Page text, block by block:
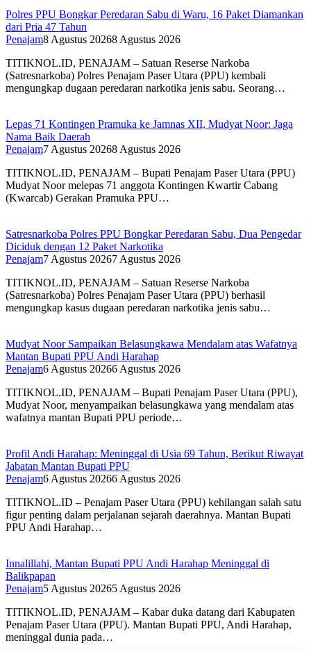
Polres PPU Bongkar Peredaran Sabu di Waru, 16 Paket Diamankan
dari Pria 47 Tahun
Penajam8 Agustus 20268 Agustus 2026
TITIKNOL.ID, PENAJAM – Satuan Reserse Narkoba
(Satresnarkoba) Polres Penajam Paser Utara (PPU) kembali
mengungkap dugaan peredaran narkotika jenis sabu. Seorang…
Lepas 71 Kontingen Pramuka ke Jamnas XII, Mudyat Noor: Jaga
Nama Baik Daerah
Penajam7 Agustus 20268 Agustus 2026
TITIKNOL.ID, PENAJAM – Bupati Penajam Paser Utara (PPU)
Mudyat Noor melepas 71 anggota Kontingen Kwartir Cabang
(Kwarcab) Gerakan Pramuka PPU…
Satresnarkoba Polres PPU Bongkar Peredaran Sabu, Dua Pengedar
Diciduk dengan 12 Paket Narkotika
Penajam7 Agustus 20267 Agustus 2026
TITIKNOL.ID, PENAJAM – Satuan Reserse Narkoba
(Satresnarkoba) Polres Penajam Paser Utara (PPU) berhasil
mengungkap kasus dugaan peredaran narkotika jenis sabu…
Mudyat Noor Sampaikan Belasungkawa Mendalam atas Wafatnya
Mantan Bupati PPU Andi Harahap
Penajam6 Agustus 20266 Agustus 2026
TITIKNOL.ID, PENAJAM – Bupati Penajam Paser Utara (PPU),
Mudyat Noor, menyampaikan belasungkawa yang mendalam atas
wafatnya mantan Bupati PPU periode…
Profil Andi Harahap: Meninggal di Usia 69 Tahun, Berikut Riwayat
Jabatan Mantan Bupati PPU
Penajam6 Agustus 20266 Agustus 2026
TITIKNOL.ID – Penajam Paser Utara (PPU) kehilangan salah satu
figur penting dalam perjalanan sejarah daerahnya. Mantan Bupati
PPU Andi Harahap…
Innalillahi, Mantan Bupati PPU Andi Harahap Meninggal di
Balikpapan
Penajam5 Agustus 20265 Agustus 2026
TITIKNOL.ID, PENAJAM – Kabar duka datang dari Kabupaten
Penajam Paser Utara (PPU). Mantan Bupati PPU, Andi Harahap,
meninggal dunia pada…